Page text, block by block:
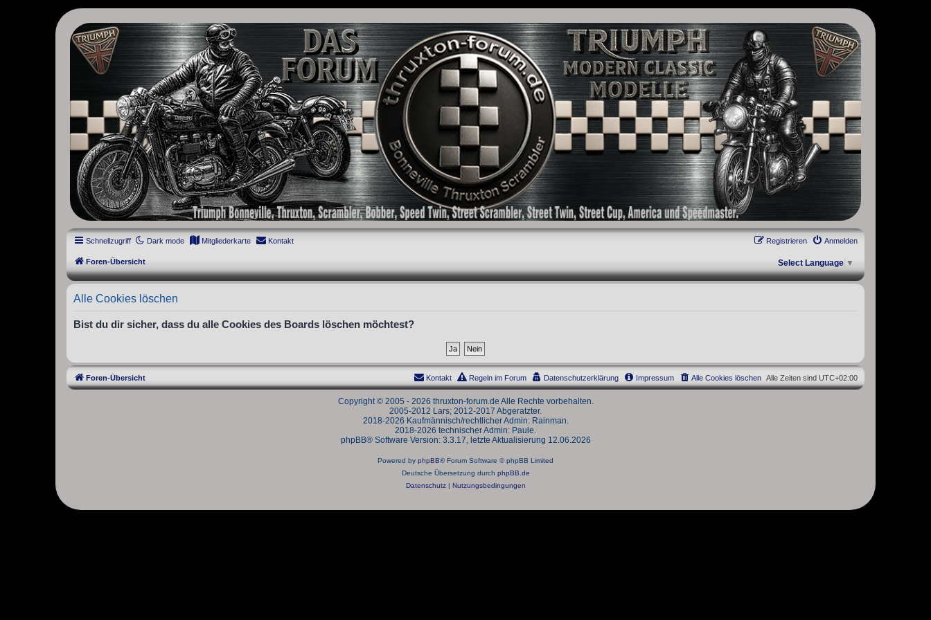
thruxton-forum.de
DAS FORUM! Alles rund um die Triumph Modern Classic Modelle. Das Forum für die New Bonneville Baureihen ab BJ 2001. Triumph Bonneville, Thruxton, Scrambler, Bobber, Speed Twin, Street Scrambler, Street Twin,
Street Cup, America und Speedmaster.
Schnellzugriff Dark mode Mitgliederkarte Kontakt Anmelden
Registrieren
Foren-Übersicht Select Language ▼
Alle Cookies löschen
Bist du dir sicher, dass du alle Cookies des Boards löschen möchtest?
Foren-Übersicht Alle Zeiten sind UTC+02:00
Alle Cookies löschen
Impressum
Datenschutzerklärung
Regeln im Forum
Kontakt
Copyright © 2005 - 2026 thruxton-forum.de Alle Rechte vorbehalten.
2005-2012 Lars; 2012-2017 Abgeratzter.
2018-2026 Kaufmännisch/rechtlicher Admin: Rainman.
2018-2026 technischer Admin: Paule.
phpBB® Software Version: 3.3.17, letzte Aktualisierung 12.06.2026
Powered by phpBB® Forum Software © phpBB Limited
Deutsche Übersetzung durch phpBB.de
Datenschutz| Nutzungsbedingungen